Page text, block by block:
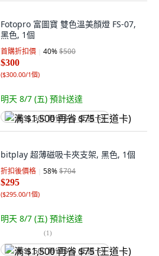
Fotopro 富圖寶 雙色溫美顏燈 FS-07,
黑色, 1個
首購折扣價 40%$500
$300
($300.00/1個)
明天 8/7 (五) 預計送達
满 $1,500 再省 $75 (王道卡)
bitplay 超薄磁吸卡夾支架, 黑色, 1個
折扣後價格 58%$704
$295
($295.00/1個)
明天 8/7 (五) 預計送達
(1)
满 $1,500 再省 $75 (王道卡)